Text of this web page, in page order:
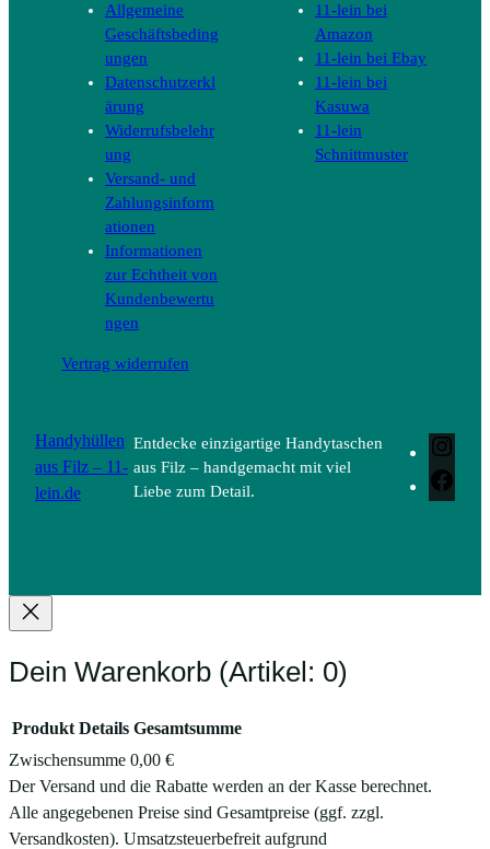
Allgemeine
Geschäftsbeding
ungen
Datenschutzerkl
ärung
Widerrufsbelehr
ung
Versand- und
Zahlungsinform
ationen
Informationen
zur Echtheit von
Kundenbewertu
ngen
Vertrag widerrufen
11-lein bei
Amazon
11-lein bei Ebay
11-lein bei
Kasuwa
11-lein
Schnittmuster
Handyhüllen
aus Filz – 11-
lein.de
Entdecke einzigartige Handytaschen
aus Filz – handgemacht mit viel
Liebe zum Detail.
Dein Warenkorb (Artikel: 0)
Produkte
im
Produkt Details Gesamtsumme
Zwischensumme 0,00 €
Der Versand und die Rabatte werden an der Kasse berechnet.
Alle angegebenen Preise sind Gesamtpreise (ggf. zzgl.
Versandkosten). Umsatzsteuerbefreit aufgrund